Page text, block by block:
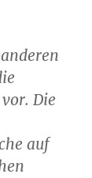
Die
auf